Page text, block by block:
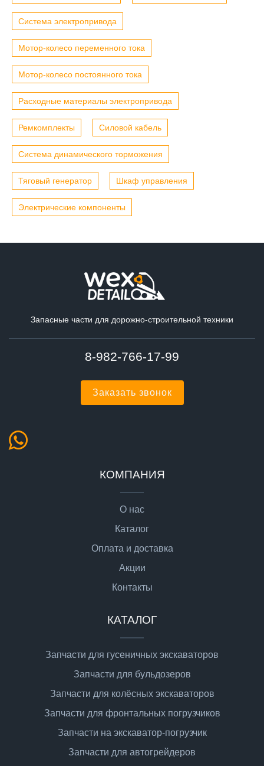
Система электропривода
Мотор-колесо переменного тока
Мотор-колесо постоянного тока
Расходные материалы электропривода
Ремкомплекты Силовой кабель
Система динамического торможения
Тяговый генератор Шкаф управления
Электрические компоненты
Запасные части для дорожно-строительной техники
8-982-766-17-99
Заказать звонок
КОМПАНИЯ
О нас
Каталог
Оплата и доставка
Акции
Контакты
КАТАЛОГ
Запчасти для гусеничных экскаваторов
Запчасти для бульдозеров
Запчасти для колёсных экскаваторов
Запчасти для фронтальных погрузчиков
Запчасти на экскаватор-погрузчик
Запчасти для автогрейдеров